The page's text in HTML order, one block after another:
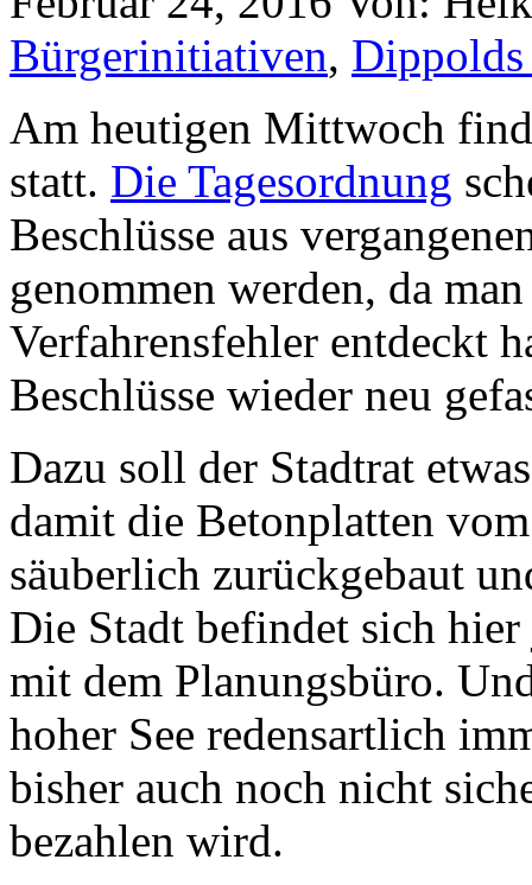
Bürgerinitiativen,
Am heutigen Mittwoch
statt. Die Tagesordnung
Beschlüsse aus
genommen werden, da
Verfahrensfehler entdeckt
Beschlüsse wieder neu
Dazu soll der Stadtrat
damit die Betonplatten
säuberlich zurückgebaut
Die Stadt befindet sich
mit dem Planungsbüro.
hoher See redensartlich
bisher auch noch nicht
bezahlen wird.